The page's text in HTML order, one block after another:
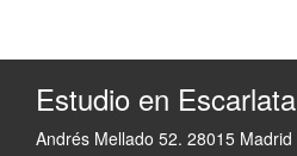
Estudio en Escarlata
Andrés Mellado 52. 28015 Madrid